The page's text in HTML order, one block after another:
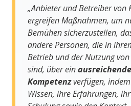
„Anbieter und Betreiber von
ergreifen Maßnahmen, um
Bemühen sicherzustellen,
andere Personen, die in
Betrieb und der Nutzung
sind, über ein
Kompetenzverfügen,
Wissen, ihre Erfahrungen,